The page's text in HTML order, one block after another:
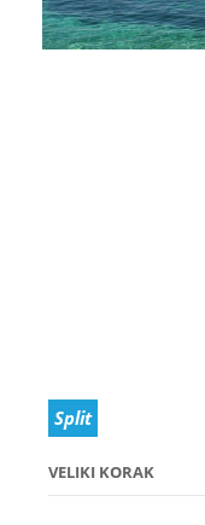
Split
VELIKI KORAK